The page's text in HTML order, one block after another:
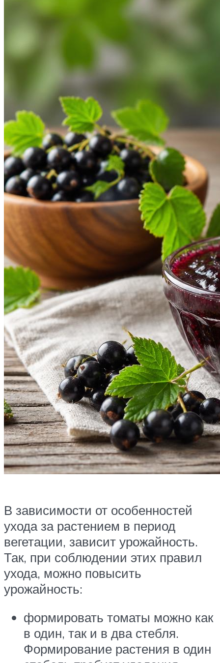
В зависимости от особенностей
ухода за растением в период
вегетации, зависит урожайность.
Так, при соблюдении этих правил
ухода, можно повысить
урожайность:
формировать томаты можно как
в один, так и в два стебля.
Формирование растения в один